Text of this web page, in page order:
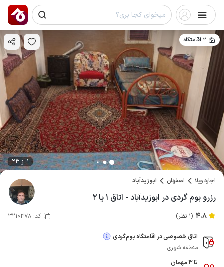
2 اقامتگاه
1 از 23
اجاره ویلا اصفهان ابوزیدآباد
رزرو بوم گردی در ابوزیدآباد - اتاق ۱ یا ۲
4.8 (1 نظر) کد: 3210378
اتاق خصوصی در اقامتگاه بوم‌گردی
منطقه شهری
تا 3 مهمان